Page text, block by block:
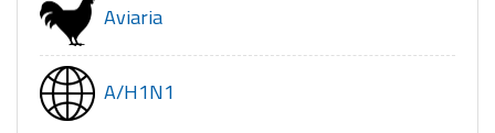
Aviaria
A/H1N1